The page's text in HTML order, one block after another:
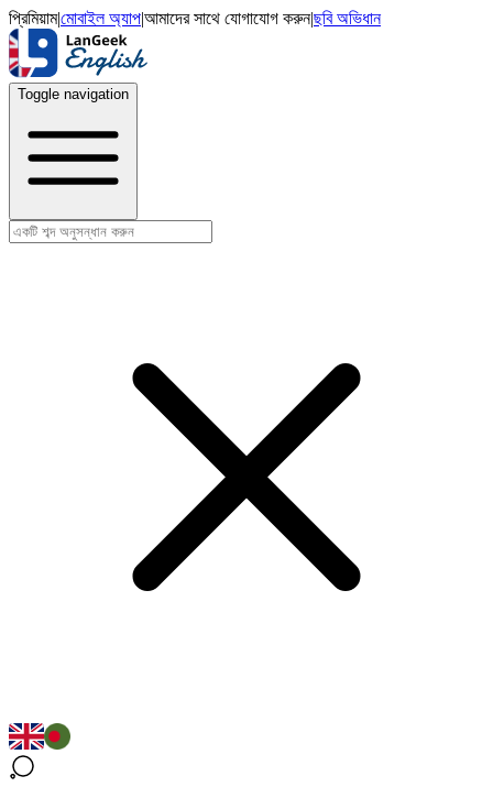
প্রিমিয়াম|মোবাইল অ্যাপ|আমাদের সাথে যোগাযোগ করুন|ছবি অভিধান
Toggle navigation